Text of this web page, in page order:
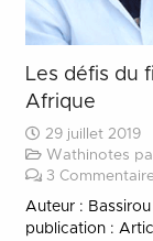
Les défis du
Afrique
29 juillet 2019
Wathinotes
3
Auteur :
publication :